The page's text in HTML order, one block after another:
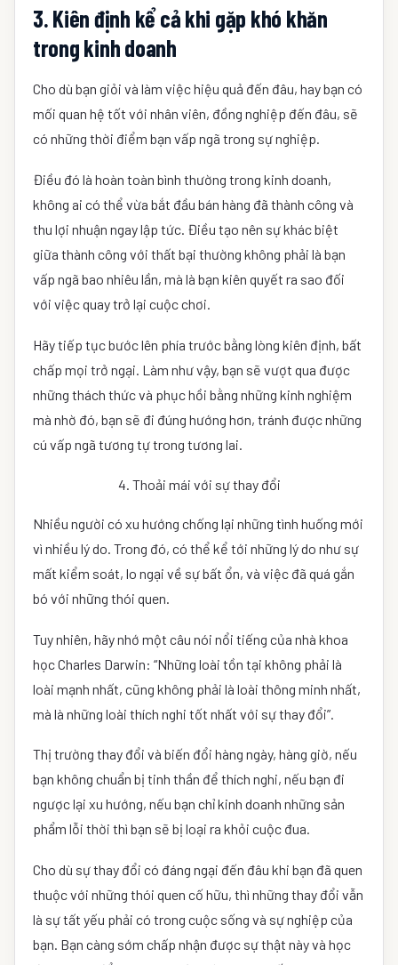
3. Kiên định kể cả khi gặp khó khăn
trong kinh doanh
Cho dù bạn giỏi và làm việc hiệu quả đến đâu, hay bạn có
mối quan hệ tốt với nhân viên, đồng nghiệp đến đâu, sẽ
có những thời điểm bạn vấp ngã trong sự nghiệp.
Điều đó là hoàn toàn bình thường trong kinh doanh,
không ai có thể vừa bắt đầu bán hàng đã thành công và
thu lợi nhuận ngay lập tức. Điều tạo nên sự khác biệt
giữa thành công với thất bại thường không phải là bạn
vấp ngã bao nhiêu lần, mà là bạn kiên quyết ra sao đối
với việc quay trở lại cuộc chơi.
Hãy tiếp tục bước lên phía trước bằng lòng kiên định, bất
chấp mọi trở ngại. Làm như vậy, bạn sẽ vượt qua được
những thách thức và phục hồi bằng những kinh nghiệm
mà nhờ đó, bạn sẽ đi đúng hướng hơn, tránh được những
cú vấp ngã tương tự trong tương lai.
4. Thoải mái với sự thay đổi
Nhiều người có xu hướng chống lại những tình huống mới
vì nhiều lý do. Trong đó, có thể kể tới những lý do như sự
mất kiểm soát, lo ngại về sự bất ổn, và việc đã quá gắn
bó với những thói quen.
Tuy nhiên, hãy nhớ một câu nói nổi tiếng của nhà khoa
học Charles Darwin: “Những loài tồn tại không phải là
loài mạnh nhất, cũng không phải là loài thông minh nhất,
mà là những loài thích nghi tốt nhất với sự thay đổi”.
Thị trường thay đổi và biến đổi hàng ngày, hàng giờ, nếu
bạn không chuẩn bị tinh thần để thích nghi, nếu bạn đi
ngược lại xu hướng, nếu bạn chỉ kinh doanh những sản
phẩm lỗi thời thì bạn sẽ bị loại ra khỏi cuộc đua.
Cho dù sự thay đổi có đáng ngại đến đâu khi bạn đã quen
thuộc với những thói quen cố hữu, thì những thay đổi vẫn
là sự tất yếu phải có trong cuộc sống và sự nghiệp của
bạn. Bạn càng sớm chấp nhận được sự thật này và học